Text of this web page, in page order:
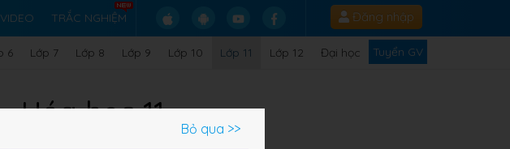
VIDEO TRẮC NGHIỆM Đăng nhập
6 Lớp 7 Lớp 8 Lớp 9 Lớp 10 Lớp 11 Lớp 12 Đại học Tuyển GV
Hóa học 11 Bỏ qua >>